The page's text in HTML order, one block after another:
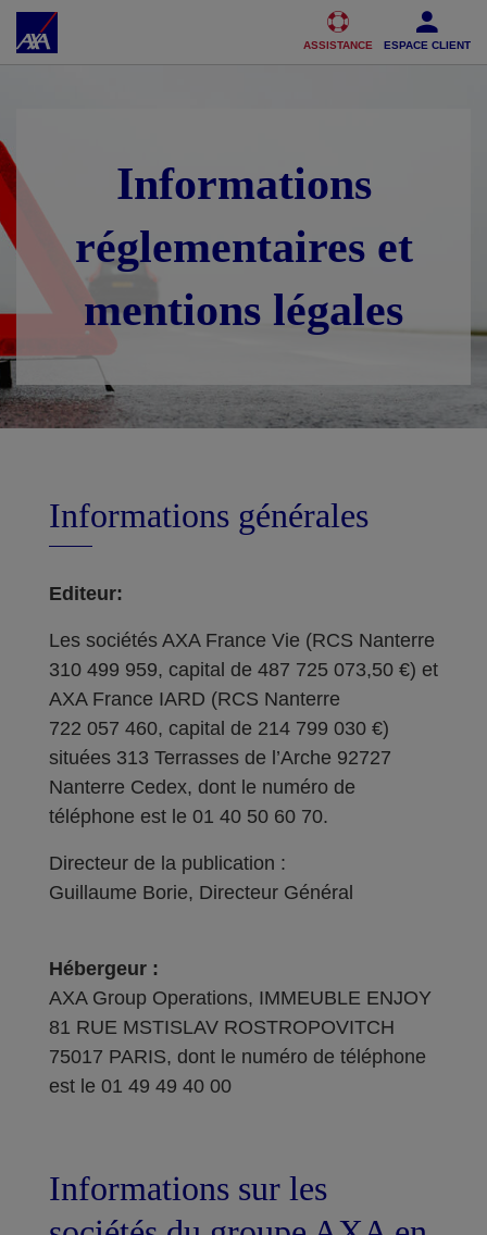
Accéder au Contenu Accéder au Pied de page
ASSISTANCE ESPACE CLIENT
Informations
réglementaires et
mentions légales
Informations générales
Editeur:
Les sociétés AXA France Vie (RCS Nanterre
310 499 959, capital de 487 725 073,50 €) et
AXA France IARD (RCS Nanterre
722 057 460, capital de 214 799 030 €)
situées 313 Terrasses de l’Arche 92727
Nanterre Cedex, dont le numéro de
téléphone est le 01 40 50 60 70.
Directeur de la publication :
Guillaume Borie, Directeur Général
Hébergeur :
AXA Group Operations, IMMEUBLE ENJOY
81 RUE MSTISLAV ROSTROPOVITCH
75017 PARIS, dont le numéro de téléphone
est le 01 49 49 40 00
Informations sur les